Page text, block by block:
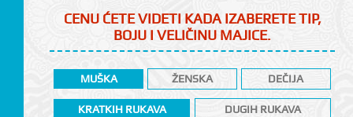
CENU ĆETE VIDETI KADA IZABERETE TIP,
BOJU I VELIČINU MAJICE.
MUŠKA ŽENSKA DEČIJA
KRATKIH RUKAVA DUGIH RUKAVA